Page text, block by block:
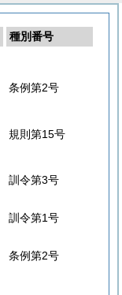
種別番号
条例第2号
規則第15号
訓令第3号
訓令第1号
条例第2号